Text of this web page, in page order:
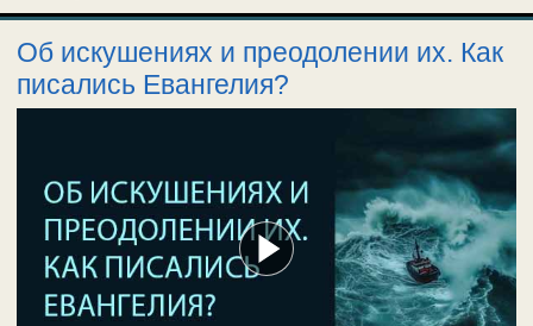
Об искушениях и преодолении их. Как
писались Евангелия?